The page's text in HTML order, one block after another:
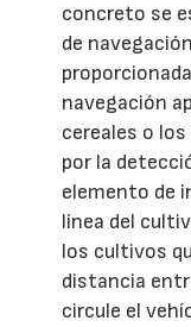
concreto se
de
navegación
cereales o
por la
elemento de
línea del
los cultivos
distancia
circule el